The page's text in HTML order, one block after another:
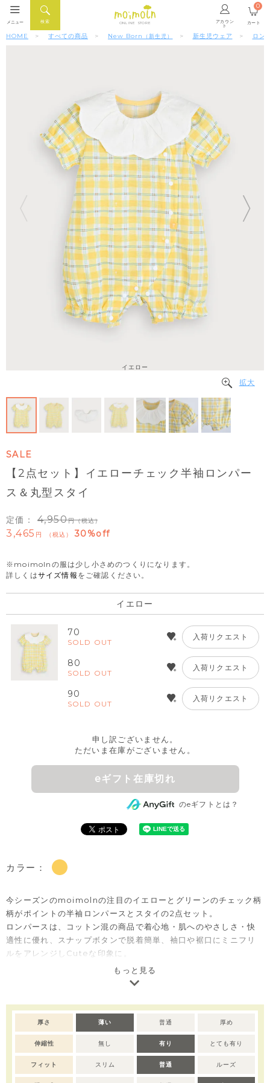
ONLINE STORE アカウン
ト
検索
メニュー カート
0
HOME すべての商品 New Born （新生児） 新生児ウェア ロン
イエロー
拡大
SALE
【2点セット】イエローチェック半袖ロンパー
ス＆丸型スタイ
定価： 4,950 （税込）
3,465 税込 30%off
※moimolnの服は少し小さめのつくりになります。
詳しくはサイズ情報 をご確認ください。
イエロー
70
SOLD OUT
入荷リクエスト
80
SOLD OUT
入荷リクエスト
90
SOLD OUT
入荷リクエスト
申し訳ございません。
ただいま在庫がございません。
eギフト在庫切れ
のeギフトとは？
カラー：
今シーズンのmoimolnの注目のイエローとグリーンのチェック柄
柄がポイントの半袖ロンパースとスタイの2点セット。
ロンパースは、コットン混の商品で着心地・肌へのやさしさ・快
適性に優れ、スナップボタンで脱着簡単、袖口や裾口にミニフリ
ルをアレンジしCuteな印象に。
スタイは大きな雲を連想するデザインの丸型で両面異なるデザイ
ンでリバーシブルで使えるのがうれしい。
ばれるセットアイテムです。
※全サイズ：スナップボタン全開き、両面スタイ付き。
※デリケートな素材を使用しているため、乾燥機のご使用はお控
えいただくことをおすすめします。
※撮影･モニター環境等により実際の商品の色味と異なって見える
もっと見る
厚さ 薄い 普通 厚め
伸縮性 無し 有り とても有り
フィット スリム 普通 ルーズ